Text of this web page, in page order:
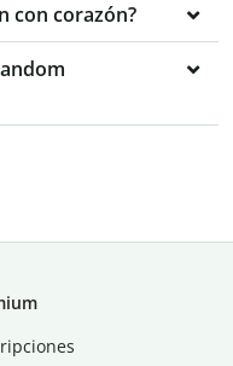
con corazón?